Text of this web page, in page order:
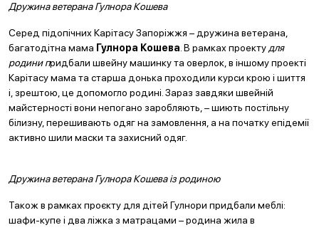
Дружина ветерана Гулнора Кошева
Серед підопічних Карітасу Запоріжжя – дружина ветерана,
багатодітна мама Гулнора Кошева . В рамках проекту для
родини придбали швейну машинку та оверлок, в іншому проекті
Карітасу мама та старша донька проходили курси крою і шиття
і, зрештою, це допомогло родині. Зараз завдяки швейній
майстерності вони непогано заробляють, – шиють постільну
білизну, перешивають одяг на замовлення, а на початку епідемії
активно шили маски та захисний одяг.
Дружина ветерана Гулнора Кошева із родиною
Також в рамках проєкту для дітей Гулнори придбали меблі:
шафи-купе і два ліжка з матрацами – родина жила в